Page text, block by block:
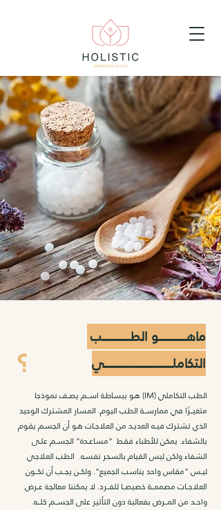
الطب التكاملي (IM) هو ببساطة اســـم يصـــف نموذجا
متغيـــرًا في ممارســـة الطب اليوم. المسار المشترك الوحيد
الذي تشترك فيــه العديــد من العلاجــات هو أن الجسم يقوم
بالشفاء. يمكن للأطباء فقـط "مساعــدة" الجســم علــى
الشفاء ولكن ليس القيام بالسحر نفسه. الطب العلاجـي
ليــس "مقاس واحد يناسب الجميع". ولكــن يجـــب أن تكـــون
العلاجـــات مصممـــة خصيصـــا للفـــرد. لا يمكننا معالجة عــرض
واحـــد من المـــرض بفعالية دون التأثير على الجســـم كلـــه.
ماهــــــــــــــــــــو الطــــــــــــــــــــب
التكاملـــــــــــــــــــــــــــــــــــــــــــــــــي
؟